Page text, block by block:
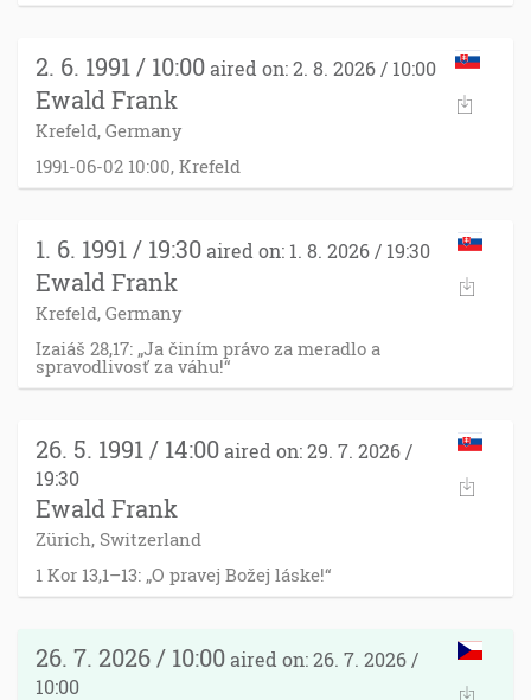
2. 6. 1991 / 10:00 aired on: 2. 8. 2026 / 10:00
Ewald Frank
Krefeld, Germany
1991-06-02 10:00, Krefeld
1. 6. 1991 / 19:30 aired on: 1. 8. 2026 / 19:30
Ewald Frank
Krefeld, Germany
Izaiáš 28,17: „Ja činím právo za meradlo a
spravodlivosť za váhu!“
26. 5. 1991 / 14:00 aired on: 29. 7. 2026 /
19:30
Ewald Frank
Zürich, Switzerland
1 Kor 13,1–13: „O pravej Božej láske!“
26. 7. 2026 / 10:00 aired on: 26. 7. 2026 /
10:00